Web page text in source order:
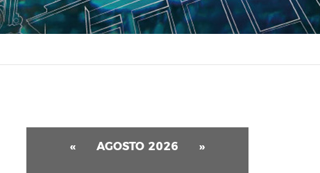
« AGOSTO 2026 »